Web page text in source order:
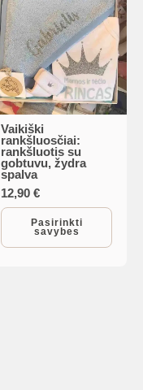
Vaikiški
rankšluosčiai:
rankšluotis su
gobtuvu, žydra
spalva
12,90€
Pasirinkti
savybes